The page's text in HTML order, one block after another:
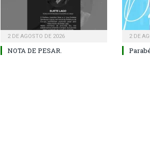
2 DE AGOSTO DE 2026
NOTA DE PESAR.
2 DE